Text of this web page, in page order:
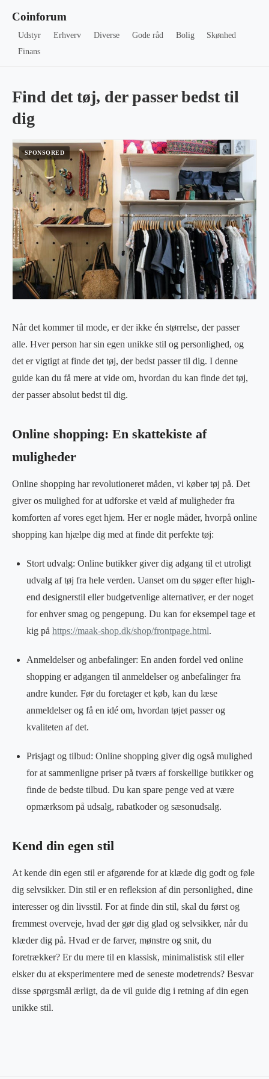
Coinforum
Udstyr Erhverv Diverse Gode råd Bolig
Skønhed
Finans
Find det tøj, der passer bedst til
dig
Når det kommer til mode, er der ikke én størrelse, der passer
alle. Hver person har sin egen unikke stil og personlighed, og
det er vigtigt at finde det tøj, der bedst passer til dig. I denne
guide kan du få mere at vide om, hvordan du kan finde det tøj,
der passer absolut bedst til dig.
Online shopping: En skattekiste af
muligheder
Online shopping har revolutioneret måden, vi køber tøj på. Det
giver os mulighed for at udforske et væld af muligheder fra
komforten af vores eget hjem. Her er nogle måder, hvorpå online
shopping kan hjælpe dig med at finde dit perfekte tøj:
Stort udvalg: Online butikker giver dig adgang til et utroligt
udvalg af tøj fra hele verden. Uanset om du søger efter high-
end designerstil eller budgetvenlige alternativer, er der noget
for enhver smag og pengepung. Du kan for eksempel tage et
kig på https://maak-shop.dk/shop/frontpage.html.
Anmeldelser og anbefalinger: En anden fordel ved online
shopping er adgangen til anmeldelser og anbefalinger fra
andre kunder. Før du foretager et køb, kan du læse
anmeldelser og få en idé om, hvordan tøjet passer og
kvaliteten af det.
Prisjagt og tilbud: Online shopping giver dig også mulighed
for at sammenligne priser på tværs af forskellige butikker og
finde de bedste tilbud. Du kan spare penge ved at være
opmærksom på udsalg, rabatkoder og sæsonudsalg.
Kend din egen stil
At kende din egen stil er afgørende for at klæde dig godt og føle
dig selvsikker. Din stil er en refleksion af din personlighed, dine
interesser og din livsstil. For at finde din stil, skal du først og
fremmest overveje, hvad der gør dig glad og selvsikker, når du
klæder dig på. Hvad er de farver, mønstre og snit, du
foretrækker? Er du mere til en klassisk, minimalistisk stil eller
elsker du at eksperimentere med de seneste modetrends? Besvar
disse spørgsmål ærligt, da de vil guide dig i retning af din egen
unikke stil.